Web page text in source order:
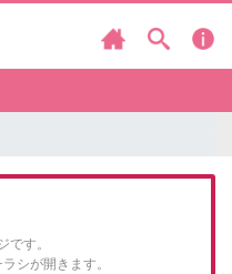
です。
シが開きます。